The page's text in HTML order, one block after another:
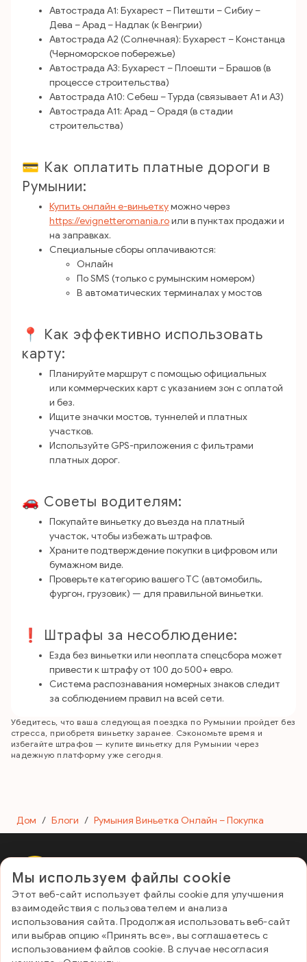
Автострада A1: Бухарест – Питешти – Сибиу –
Дева – Арад – Надлак (к Венгрии)
Автострада A2 (Солнечная): Бухарест – Констанца
(Черноморское побережье)
Автострада A3: Бухарест – Плоешти – Брашов (в
процессе строительства)
Автострада A10: Себеш – Турда (связывает A1 и A3)
Автострада A11: Арад – Орадя (в стадии
строительства)
💳 Как оплатить платные дороги в
Румынии:
Купить онлайн e-виньеткуможно через
https://evignetteromania.roили в пунктах продажи и
на заправках.
Специальные сборы оплачиваются:
Онлайн
По SMS (только с румынским номером)
В автоматических терминалах у мостов
📍 Как эффективно использовать
карту:
Планируйте маршрут с помощью официальных
или коммерческих карт с указанием зон с оплатой
и без.
Ищите значки мостов, туннелей и платных
участков.
Используйте GPS-приложения с фильтрами
платных дорог.
🚗 Советы водителям:
Покупайте виньетку до въезда на платный
участок, чтобы избежать штрафов.
Храните подтверждение покупки в цифровом или
бумажном виде.
Проверьте категорию вашего ТС (автомобиль,
фургон, грузовик) — для правильной виньетки.
❗ Штрафы за несоблюдение:
Езда без виньетки или неоплата спецсбора может
привести к штрафу от 100 до 500+ евро.
Система распознавания номерных знаков следит
за соблюдением правил на всей сети.
Убедитесь, что ваша следующая поездка по Румынии пройдет без
стресса, приобретя виньетку заранее. Сэкономьте время и
избегайте штрафов — купите виньетку для Румынии через
надежную платформу уже сегодня.
Дом / Блоги / Румыния Виньетка Онлайн – Покупка
E-Vignette Romania
Полезные ссылки
Контакты и ЧаВо
Политика конфиденциальности
Условия и положения
Мы используем файлы cookie
Этот веб-сайт использует файлы cookie для улучшения
взаимодействия с пользователем и анализа
использования сайта. Продолжая использовать веб-сайт
или выбрав опцию «Принять все», вы соглашаетесь с
использованием файлов cookie. В случае несогласия